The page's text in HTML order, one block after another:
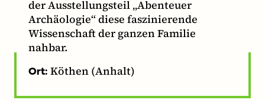
der Ausstellungsteil „Abenteuer
Archäologie“ diese faszinierende
Wissenschaft der ganzen Familie
nahbar.
Ort: Köthen (Anhalt)